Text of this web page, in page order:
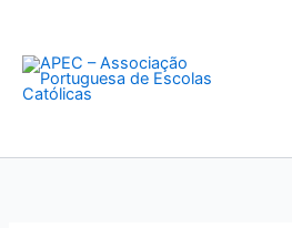
content